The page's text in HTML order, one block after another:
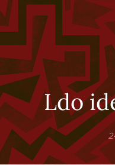
Ldo